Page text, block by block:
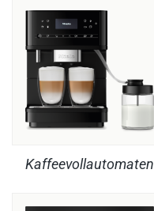
Kaffeevollautomaten